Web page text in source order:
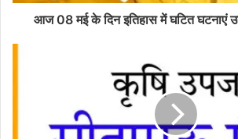
आज 08 मई के दिन इतिहास में घटित घटनाएं